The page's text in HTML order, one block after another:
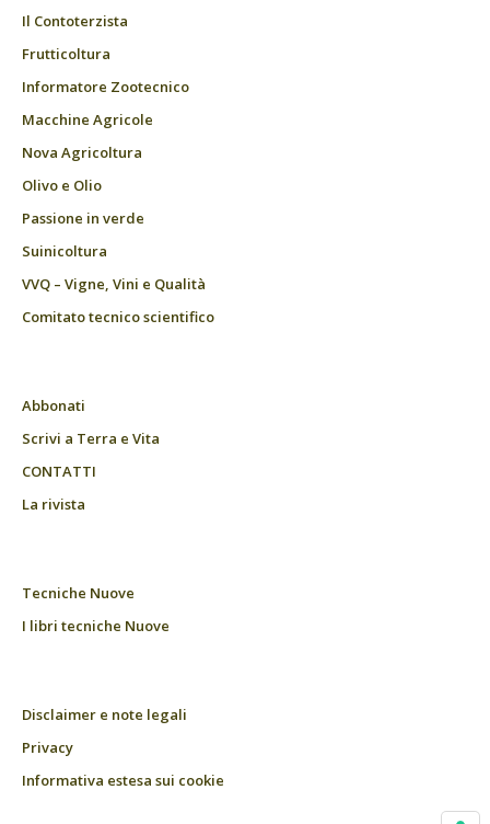
Il Contoterzista
Frutticoltura
Informatore Zootecnico
Macchine Agricole
Nova Agricoltura
Olivo e Olio
Passione in verde
Suinicoltura
VVQ – Vigne, Vini e Qualità
Comitato tecnico scientifico
Abbonati
Scrivi a Terra e Vita
CONTATTI
La rivista
Tecniche Nuove
I libri tecniche Nuove
Disclaimer e note legali
Privacy
Informativa estesa sui cookie